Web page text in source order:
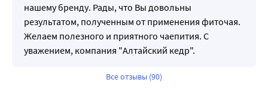
нашему бренду. Рады, что Вы довольны
результатом, полученным от применения фиточая.
Желаем полезного и приятного чаепития. С
уважением, компания "Алтайский кедр".
Все отзывы (90)